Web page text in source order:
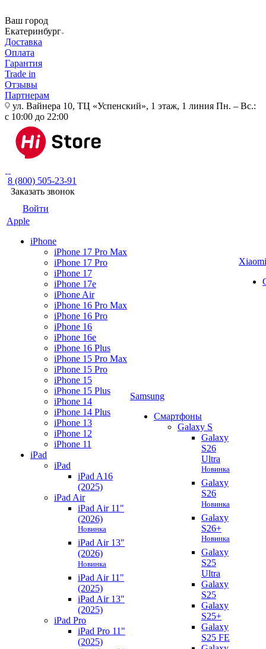
Ваш город
Екатеринбург
Доставка
Оплата
Гарантия
Trade in
Отзывы
Партнерам
ул. Вайнера 10, ТЦ «Успенский», 1 этаж, 1 линия Пн. – Вс.:
с 10:00 до 22:00
8 (800) 505-23-91
Заказать звонок
Войти
Apple
iPhone
iPhone 17 Pro Max
iPhone 17 Pro
iPhone 17
iPhone 17e
iPhone Air
iPhone 16 Pro Max
iPhone 16 Pro
iPhone 16
iPhone 16e
iPhone 16 Plus
iPhone 15 Pro Max
iPhone 15 Pro
iPhone 15
iPhone 15 Plus
iPhone 14
iPhone 14 Plus
iPhone 13
iPhone 12
iPhone 11
iPad
iPad
iPad A16
(2025)
iPad Air
iPad Air 11"
(2026)
Новинка
iPad Air 13"
(2026)
Новинка
iPad Air 11"
(2025)
iPad Air 13"
(2025)
iPad Pro
iPad Pro 11"
(2025)
Samsung
Смартфоны
Galaxy S
Galaxy
S26
Ultra
Новинка
Galaxy
S26
Новинка
Galaxy
S26+
Новинка
Galaxy
S25
Ultra
Galaxy
S25
Galaxy
S25+
Galaxy
S25 FE
Xiaomi